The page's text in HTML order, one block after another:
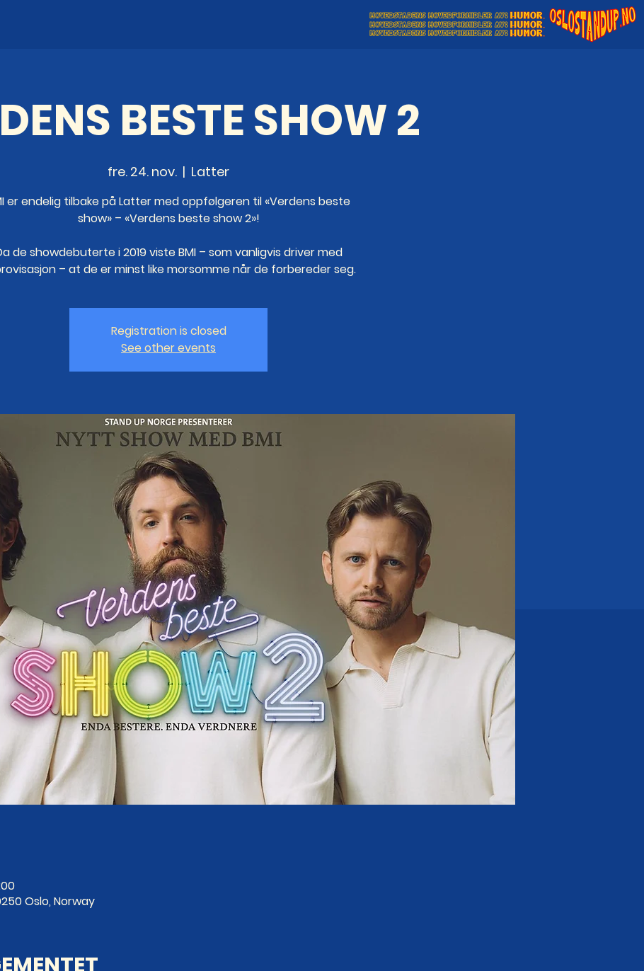
BESTE SHOW 2
fre. 24. nov.
  |
Latter
er endelig tilbake på Latter med oppfølgeren til «Verdens beste
show» – «Verdens beste show 2»!
de showdebuterte i 2019 viste BMI – som vanligvis driver med
– at de er minst like morsomme når de forbereder seg.
Registration is closed
See other events
Oslo, Norway